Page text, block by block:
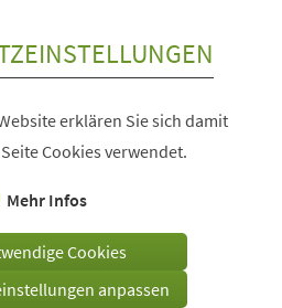
erklären Sie sich damit
Cookies verwendet.
Mehr Infos
Cookies
anpassen